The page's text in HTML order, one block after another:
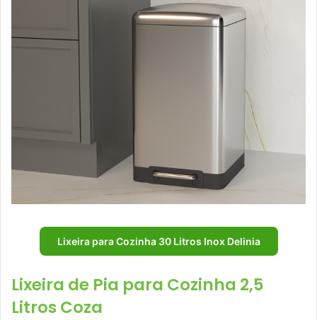
Lixeira para Cozinha 30 Litros Inox Delinia
Lixeira de Pia para Cozinha 2,5
Litros Coza